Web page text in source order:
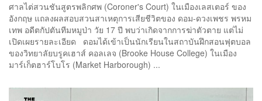
ศาลไต่สวนชันสูตรพลิกศพ (Coroner's Court) ในเมืองเลสเตอร์ ของ
อังกฤษ แถลงผลสอบสวนสาเหตุการเสียชีวิตของ ดอม-ดวงเพชร พรหม
เทพ อดีตกัปตันทีมหมูป่า วัย 17 ปี พบว่าเกิดจากการฆ่าตัวตาย แต่ไม่
เปิดเผยรายละเอียด ดอมได้เข้าเป็นนักเรียนในสถาบันฝึกสอนฟุตบอล
ของวิทยาลัยบรูคเฮาส์ คอลเลจ (Brooke House College) ในเมือง
มาร์เก็ตฮาร์โบโร (Market Harborough) ...